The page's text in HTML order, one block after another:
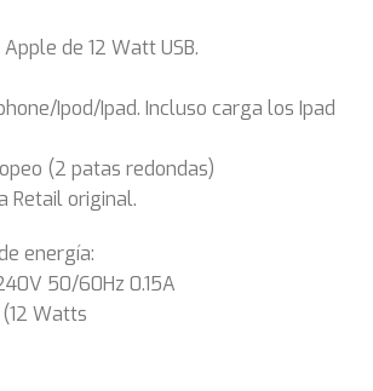
de 12 Watt USB.
Ipod/Ipad. Incluso carga los Ipad
(2 patas redondas)
Retail original.
energía:
50/60Hz 0.15A
Watts